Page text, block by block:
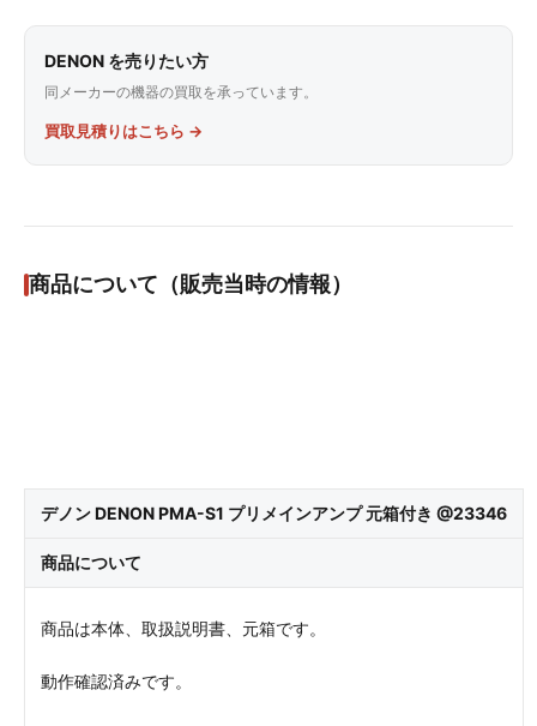
DENON を売りたい方
同メーカーの機器の買取を承っています。
買取見積りはこちら →
商品について（販売当時の情報）
デノン DENON PMA-S1 プリメインアンプ 元箱付き @23346
商品について
商品は本体、取扱説明書、元箱です。
動作確認済みです。